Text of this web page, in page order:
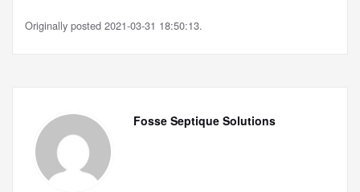
Originally posted 2021-03-31 18:50:13.
Fosse Septique Solutions